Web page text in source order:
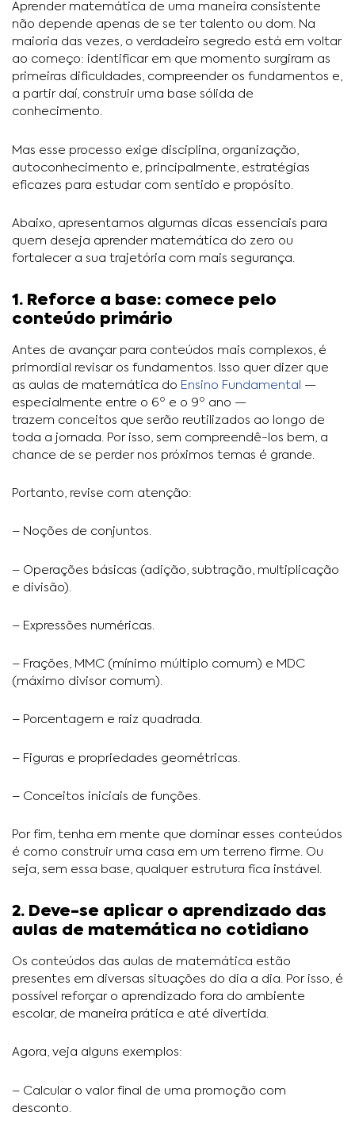
Aprender matemática de uma maneira consistente
não depende apenas de se ter talento ou dom. Na
maioria das vezes, o verdadeiro segredo está em voltar
ao começo: identificar em que momento surgiram as
primeiras dificuldades, compreender os fundamentos e,
a partir daí, construir uma base sólida de
conhecimento.
Mas esse processo exige disciplina, organização,
autoconhecimento e, principalmente, estratégias
eficazes para estudar com sentido e propósito.
Abaixo, apresentamos algumas dicas essenciais para
quem deseja aprender matemática do zero ou
fortalecer a sua trajetória com mais segurança.
1. Reforce a base: comece pelo
conteúdo primário
Antes de avançar para conteúdos mais complexos, é
primordial revisar os fundamentos. Isso quer dizer que
as aulas de matemática do Ensino Fundamental —
especialmente entre o 6º e o 9º ano —
trazem conceitos que serão reutilizados ao longo de
toda a jornada. Por isso, sem compreendê-los bem, a
chance de se perder nos próximos temas é grande.
Portanto, revise com atenção:
– Noções de conjuntos.
– Operações básicas (adição, subtração, multiplicação
e divisão).
– Expressões numéricas.
– Frações, MMC (mínimo múltiplo comum) e MDC
(máximo divisor comum).
– Porcentagem e raiz quadrada.
– Figuras e propriedades geométricas.
– Conceitos iniciais de funções.
Por fim, tenha em mente que dominar esses conteúdos
é como construir uma casa em um terreno firme. Ou
seja, sem essa base, qualquer estrutura fica instável.
2. Deve-se aplicar o aprendizado das
aulas de matemática no cotidiano
Os conteúdos das aulas de matemática estão
presentes em diversas situações do dia a dia. Por isso, é
possível reforçar o aprendizado fora do ambiente
escolar, de maneira prática e até divertida.
Agora, veja alguns exemplos:
– Calcular o valor final de uma promoção com
desconto.